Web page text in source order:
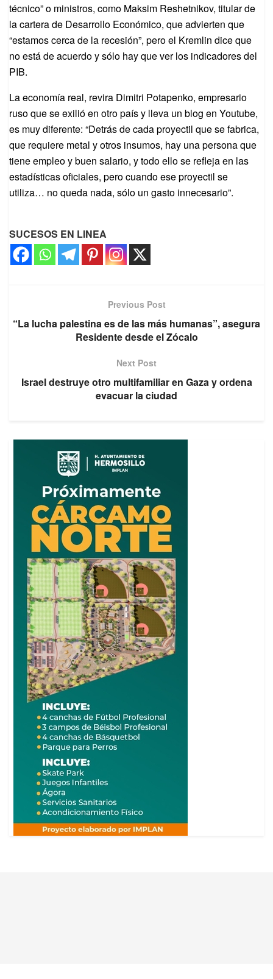
técnico” o ministros, como Maksim Reshetnikov, titular de
la cartera de Desarrollo Económico, que advierten que
“estamos cerca de la recesión”, pero el Kremlin dice que
no está de acuerdo y sólo hay que ver los indicadores del
PIB.
La economía real, revira Dimitri Potapenko, empresario
ruso que se exilió en otro país y lleva un blog en Youtube,
es muy diferente: “Detrás de cada proyectil que se fabrica,
que requiere metal y otros insumos, hay una persona que
tiene empleo y buen salario, y todo ello se refleja en las
estadísticas oficiales, pero cuando ese proyectil se
utiliza… no queda nada, sólo un gasto innecesario”.
SUCESOS EN LINEA
Previous Post
“La lucha palestina es de las más humanas”, asegura
Residente desde el Zócalo
Next Post
Israel destruye otro multifamiliar en Gaza y ordena
evacuar la ciudad